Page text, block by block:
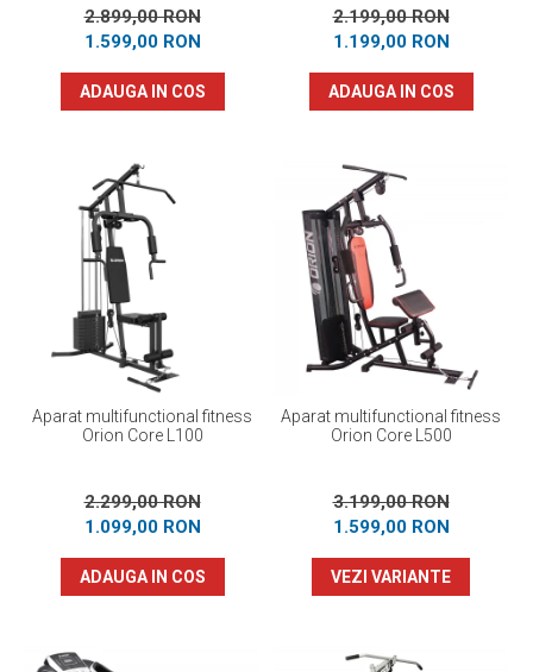
2.899,00 RON
1.599,00 RON
ADAUGA IN COS
2.199,00 RON
1.199,00 RON
ADAUGA IN COS
Aparat multifunctional fitness
Orion Core L100
2.299,00 RON
1.099,00 RON
ADAUGA IN COS
Aparat multifunctional fitness
Orion Core L500
3.199,00 RON
1.599,00 RON
VEZI VARIANTE